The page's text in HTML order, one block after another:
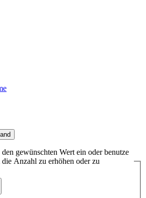
gewünschten Wert ein oder benutze
Anzahl zu erhöhen oder zu